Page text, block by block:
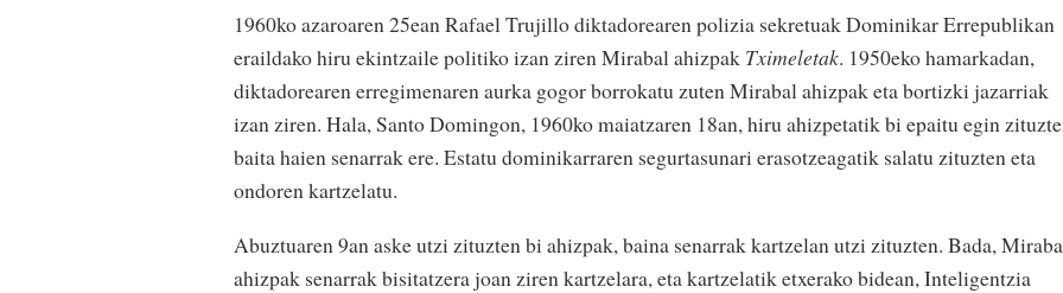
1960ko azaroaren 25ean Rafael Trujillo diktadorearen polizia sekretuak Dominikar Errepublikan
eraildako hiru ekintzaile politiko izan ziren Mirabal ahizpak Tximeletak. 1950eko hamarkadan,
diktadorearen erregimenaren aurka gogor borrokatu zuten Mirabal ahizpak eta bortizki jazarriak
izan ziren. Hala, Santo Domingon, 1960ko maiatzaren 18an, hiru ahizpetatik bi epaitu egin
baita haien senarrak ere. Estatu dominikarraren segurtasunari erasotzeagatik salatu zituzten eta
ondoren kartzelatu.
Abuztuaren 9an aske utzi zituzten bi ahizpak, baina senarrak kartzelan utzi zituzten. Bada,
ahizpak senarrak bisitatzera joan ziren kartzelara, eta kartzelatik etxerako bidean, Inteligentzia